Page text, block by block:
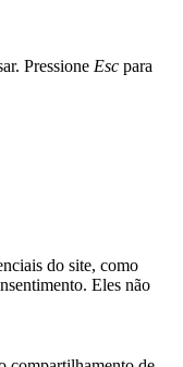
Pressione Esc para
do site, como
Eles não